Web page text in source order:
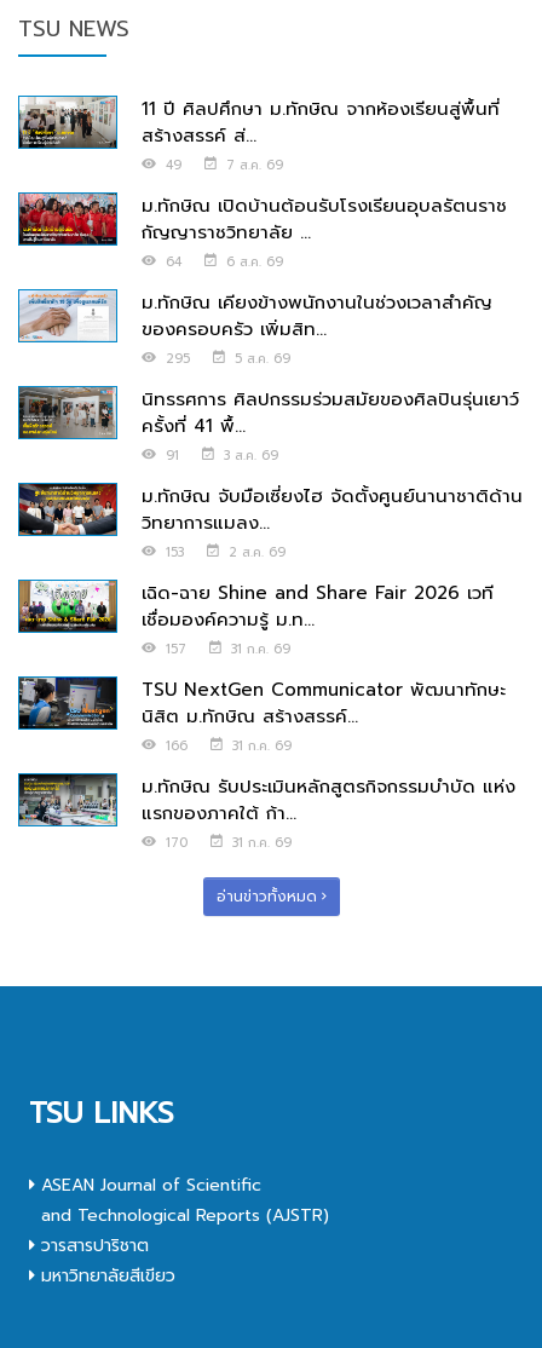
TSU NEWS
11 ปี ศิลปศึกษา ม.ทักษิณ จากห้องเรียนสู่พื้นที่
สร้างสรรค์ ส่...
49 7 ส.ค. 69
ม.ทักษิณ เปิดบ้านต้อนรับโรงเรียนอุบลรัตนราช
กัญญาราชวิทยาลัย ...
64 6 ส.ค. 69
ม.ทักษิณ เคียงข้างพนักงานในช่วงเวลาสำคัญ
ของครอบครัว เพิ่มสิท...
295 5 ส.ค. 69
นิทรรศการ ศิลปกรรมร่วมสมัยของศิลปินรุ่นเยาว์
ครั้งที่ 41 พื้...
91 3 ส.ค. 69
ม.ทักษิณ จับมือเซี่ยงไฮ จัดตั้งศูนย์นานาชาติด้าน
วิทยาการแมลง...
153 2 ส.ค. 69
เฉิด-ฉาย Shine and Share Fair 2026 เวที
เชื่อมองค์ความรู้ ม.ท...
157 31 ก.ค. 69
TSU NextGen Communicator พัฒนาทักษะ
นิสิต ม.ทักษิณ สร้างสรรค์...
166 31 ก.ค. 69
ม.ทักษิณ รับประเมินหลักสูตรกิจกรรมบำบัด แห่ง
แรกของภาคใต้ ก้า...
170 31 ก.ค. 69
อ่านข่าวทั้งหมด
TSU LINKS
ASEAN Journal of Scientific
and Technological Reports (AJSTR)
วารสารปาริชาต
มหาวิทยาลัยสีเขียว